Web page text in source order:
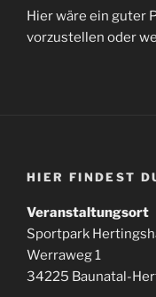
Hier wäre ein guter
vorzustellen oder
HIER FINDEST
Veranstaltungsort
Sportpark
Werraweg 1
34225 Baunatal-